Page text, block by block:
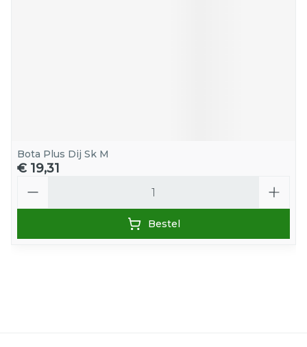
Bota Plus Dij Sk M
€ 19,31
Bestel